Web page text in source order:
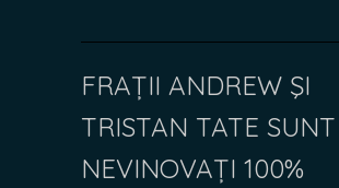
FRAȚII ANDREW ŞI
TRISTAN TATE SUNT
NEVINOVAȚI 100%